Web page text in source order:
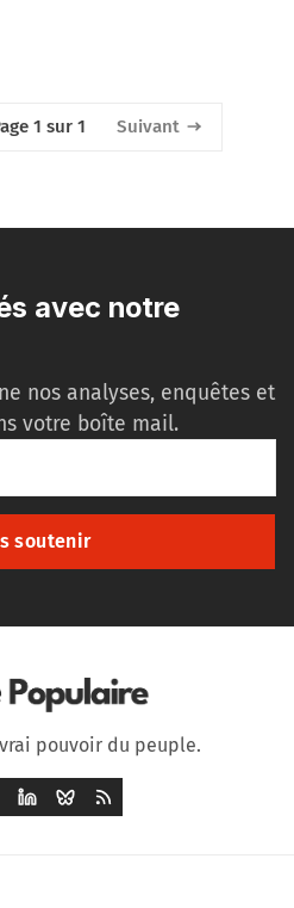
1 sur 1 Suivant
avec notre
nos analyses, enquêtes et
votre boîte mail.
soutenir
pouvoir du peuple.